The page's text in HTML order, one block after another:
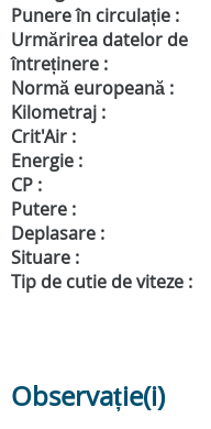
Punere în circulație :
Urmărirea datelor de
întreținere :
Normă europeană :
Kilometraj :
Crit'Air :
Energie :
CP :
Putere :
Deplasare :
Situare :
Tip de cutie de viteze :
Observație(i)